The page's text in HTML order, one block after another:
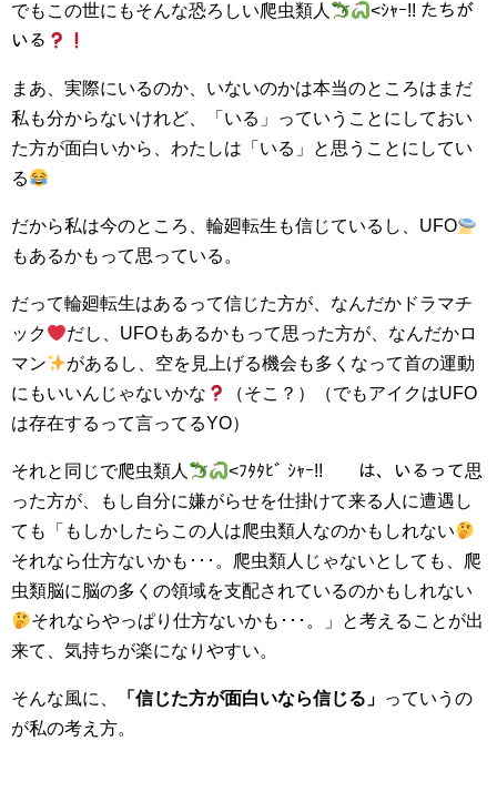
でもこの世にもそんな恐ろしい爬虫類人
<ｼｬｰ!! たちが
いる
まあ、実際にいるのか、いないのかは本当のところはまだ
私も分からないけれど、「いる」っていうことにしておい
た方が面白いから、わたしは「いる」と思うことにしてい
る
だから私は今のところ、輪廻転生も信じているし、UFO
もあるかもって思っている。
だって輪廻転生はあるって信じた方が、なんだかドラマチ
ック
だし、UFOもあるかもって思った方が、なんだかロ
マン
があるし、空を見上げる機会も多くなって首の運動
にもいいんじゃないかな
（そこ？）（でもアイクはUFO
は存在するって言ってるYO）
それと同じで爬虫類人
<ﾌﾀﾀﾋﾞ ｼｬｰ!! は、いるって思
った方が、もし自分に嫌がらせを仕掛けて来る人に遭遇し
ても「もしかしたらこの人は爬虫類人なのかもしれない
それなら仕方ないかも･･･。爬虫類人じゃないとしても、爬
虫類脳に脳の多くの領域を支配されているのかもしれない
それならやっぱり仕方ないかも･･･。」と考えることが出
来て、気持ちが楽になりやすい。
そんな風に、 「信じた方が面白いなら信じる」 っていうの
が私の考え方。